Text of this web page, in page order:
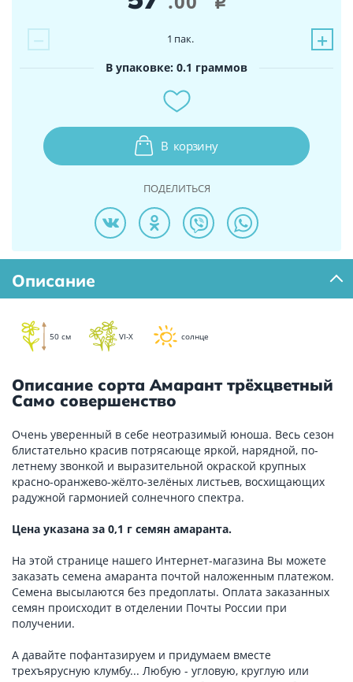
− +
1 пак.
В упаковке: 0.1 граммов
В корзину
ПОДЕЛИТЬСЯ
Описание
50 см VI-X солнце
Описание сорта Амарант трёхцветный
Само совершенство
Очень уверенный в себе неотразимый юноша. Весь сезон
блистательно красив потрясающе яркой, нарядной, по-
летнему звонкой и выразительной окраской крупных
красно-оранжево-жёлто-зелёных листьев, восхищающих
радужной гармонией солнечного спектра.
Цена указана за 0,1 г семян амаранта.
На этой странице нашего Интернет-магазина Вы можете
заказать семена амаранта почтой наложенным платежом.
Семена высылаются без предоплаты. Оплата заказанных
семян происходит в отделении Почты России при
получении.
А давайте пофантазируем и придумаем вместе
трехъярусную клумбу... Любую - угловую, круглую или